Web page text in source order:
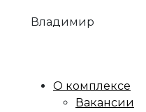
Владимир
О комплексе
Вакансии